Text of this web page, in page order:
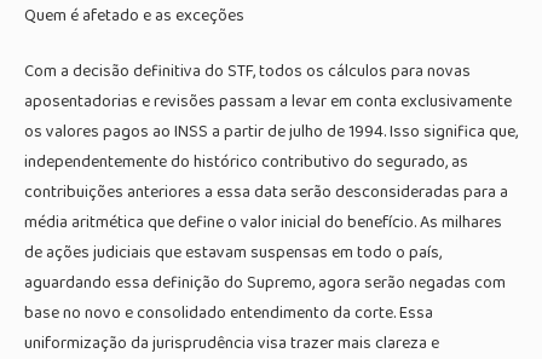
Quem é afetado e as exceções
Com a decisão definitiva do STF, todos os cálculos para novas
aposentadorias e revisões passam a levar em conta exclusivamente
os valores pagos ao INSS a partir de julho de 1994. Isso significa que,
independentemente do histórico contributivo do segurado, as
contribuições anteriores a essa data serão desconsideradas para a
média aritmética que define o valor inicial do benefício. As milhares
de ações judiciais que estavam suspensas em todo o país,
aguardando essa definição do Supremo, agora serão negadas com
base no novo e consolidado entendimento da corte. Essa
uniformização da jurisprudência visa trazer mais clareza e